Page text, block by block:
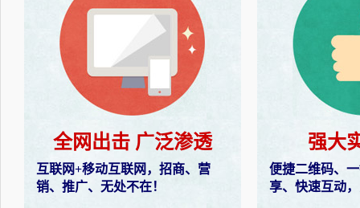
全网出击 广泛渗透
互联网+移动互联网，招商、营
销、推广、无处不在！
强大
便捷二维码、
享、快速互动